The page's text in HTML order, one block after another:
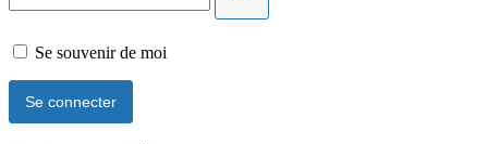
Se souvenir de moi